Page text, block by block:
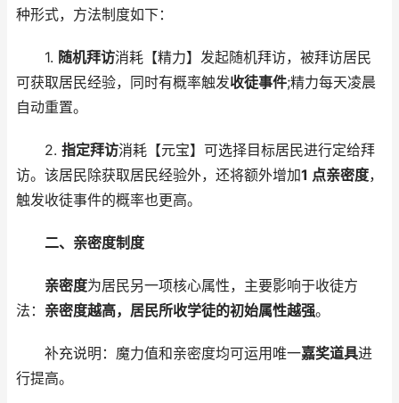
种形式，方法制度如下：
1. 随机拜访消耗【精力】发起随机拜访，被拜访居民
可获取居民经验，同时有概率触发收徒事件;精力每天凌晨
自动重置。
2. 指定拜访消耗【元宝】可选择目标居民进行定给拜
访。该居民除获取居民经验外，还将额外增加1 点亲密度，
触发收徒事件的概率也更高。
二、亲密度制度
亲密度为居民另一项核心属性，主要影响于收徒方
法： 亲密度越高，居民所收学徒的初始属性越强。
补充说明：魔力值和亲密度均可运用唯一嘉奖道具进
行提高。